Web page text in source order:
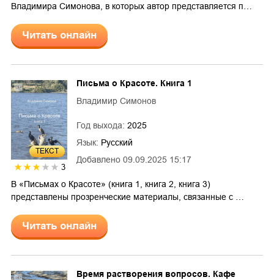
Владимира Симонова, в которых автор представляется п…
Читать онлайн
ТЕКСТ
3
Добавлено 09.09.2025 15:17
Письма о Красоте. Книга 1
Владимир Симонов
Год выхода: 2025
Язык: Русский
В «Письмах о Красоте» (книга 1, книга 2, книга 3)
представлены прозренческие материалы, связанные с …
Читать онлайн
Время растворения вопросов. Кафе